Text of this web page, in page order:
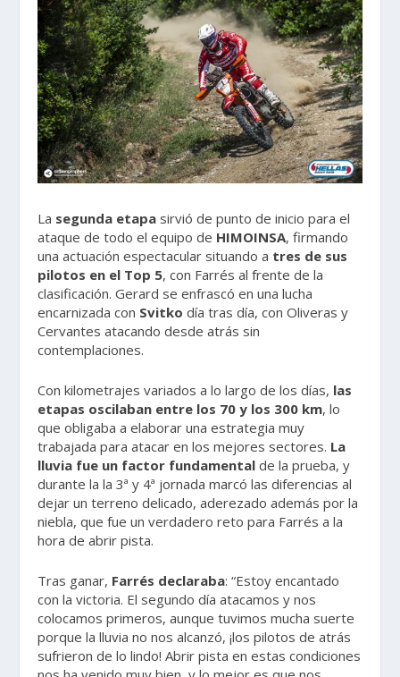
La segunda etapa sirvió de punto de inicio para el
ataque de todo el equipo de HIMOINSA, firmando
una actuación espectacular situando a tres de sus
pilotos en el Top 5, con Farrés al frente de la
clasificación. Gerard se enfrascó en una lucha
encarnizada con Svitko día tras día, con Oliveras y
Cervantes atacando desde atrás sin
contemplaciones.
Con kilometrajes variados a lo largo de los días, las
etapas oscilaban entre los 70 y los 300 km, lo
que obligaba a elaborar una estrategia muy
trabajada para atacar en los mejores sectores. La
lluvia fue un factor fundamental de la prueba, y
durante la la 3ª y 4ª jornada marcó las diferencias al
dejar un terreno delicado, aderezado además por la
niebla, que fue un verdadero reto para Farrés a la
hora de abrir pista.
Tras ganar, Farrés declaraba: “Estoy encantado
con la victoria. El segundo día atacamos y nos
colocamos primeros, aunque tuvimos mucha suerte
porque la lluvia no nos alcanzó, ¡los pilotos de atrás
sufrieron de lo lindo! Abrir pista en estas condiciones